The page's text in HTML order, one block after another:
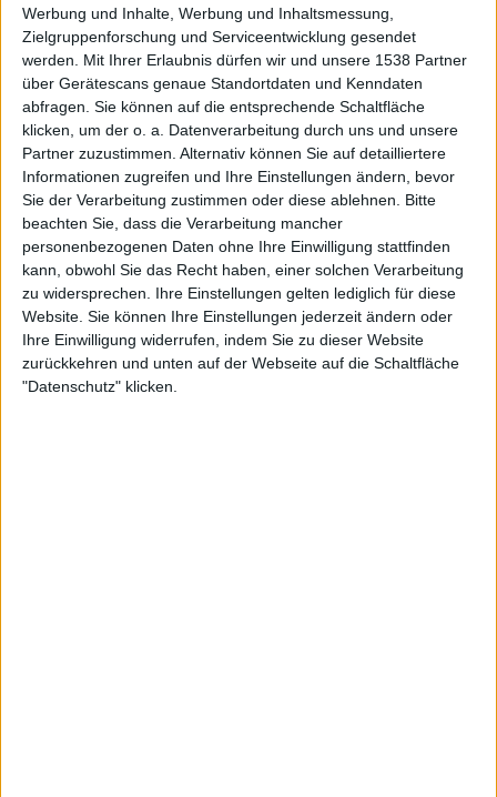
Werbung und Inhalte, Werbung und Inhaltsmessung,
Zielgruppenforschung und Serviceentwicklung gesendet
werden.
Mit Ihrer Erlaubnis dürfen wir und unsere 1538 Partner
über Gerätescans genaue Standortdaten und Kenndaten
abfragen. Sie können auf die entsprechende Schaltfläche
klicken, um der o. a. Datenverarbeitung durch uns und unsere
Partner zuzustimmen. Alternativ können Sie auf detailliertere
Informationen zugreifen und Ihre Einstellungen ändern, bevor
Sie der Verarbeitung zustimmen oder diese ablehnen.
Bitte
beachten Sie, dass die Verarbeitung mancher
personenbezogenen Daten ohne Ihre Einwilligung stattfinden
kann, obwohl Sie das Recht haben, einer solchen Verarbeitung
zu widersprechen. Ihre Einstellungen gelten lediglich für diese
Website. Sie können Ihre Einstellungen jederzeit ändern oder
Ihre Einwilligung widerrufen, indem Sie zu dieser Website
zurückkehren und unten auf der Webseite auf die Schaltfläche
"Datenschutz" klicken.
Abklatsch ihrer alten Klasse die Erwartungen ihrer Fans
zufrieden zu stellen. Dafür sollten jene aber eine Platte
wie „Tunes Of War“ mindestens ein oder zwei Jahre nicht
mehr gehört haben.
Anspieltipp: einzig und allein „March Of The Innocent“!
Zur Startseite
07.01.2007
David